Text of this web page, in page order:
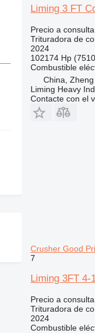
Liming 3 FT
Precio a
Trituradora de
2024
102174 Hp
Combustible
China,
Liming Heavy
Contacte con el
Crusher Good
7
Liming 3FT 4-
Precio a
Trituradora de
2024
Combustible